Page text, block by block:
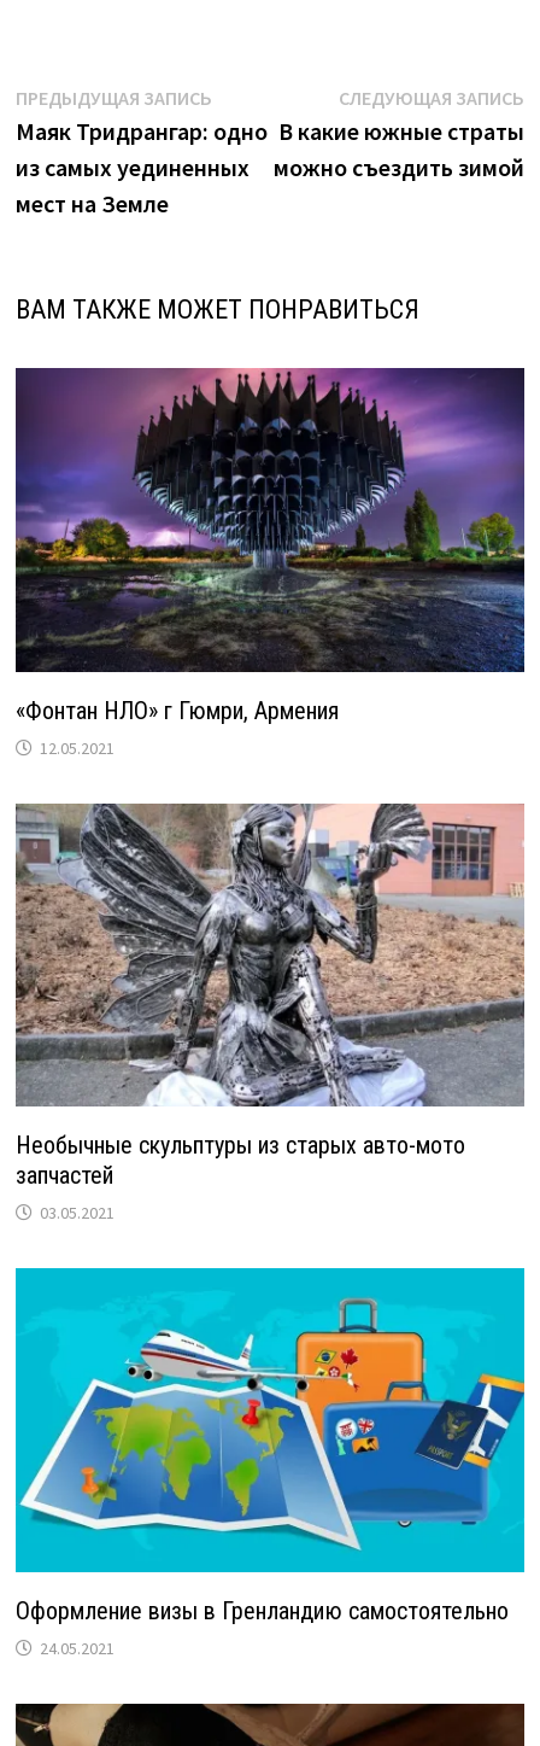
Навигация
по
записям
ПРЕДЫДУЩАЯ ЗАПИСЬПредыдущая
запись:
Маяк Тридрангар: одно
из самых уединенных
мест на Земле
СЛЕДУЮЩАЯ ЗАПИСЬ
В какие южные страты
можно съездить зимой
ВАМ ТАКЖЕ МОЖЕТ ПОНРАВИТЬСЯ
«Фонтан НЛО» г Гюмри, Армения
12.05.2021
Необычные скульптуры из старых авто-мото
запчастей
03.05.2021
Оформление визы в Гренландию самостоятельно
24.05.2021